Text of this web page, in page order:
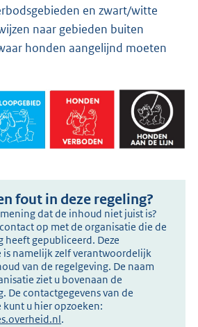
en zwart/witte
naar gebieden buiten
honden aangelijnd moeten
fout in deze regeling?
dat de inhoud niet juist is?
op met de organisatie die de
heeft gepubliceerd. Deze
is namelijk zelf verantwoordelijk
van de regelgeving. De naam
ziet u bovenaan de
De contactgegevens van de
kunt u hier opzoeken:
.